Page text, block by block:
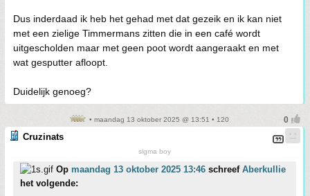
Dus inderdaad ik heb het gehad met dat gezeik en ik kan niet
met een zielige Timmermans zitten die in een café wordt
uitgescholden maar met geen poot wordt aangeraakt en met
wat gesputter afloopt.
Duidelijk genoeg?
• maandag 13 oktober 2025 @ 13:51 • 120
Cruzinats
sigma boy
Op maandag 13 oktober 2025 13:46 schreef Aberkullie
het volgende: